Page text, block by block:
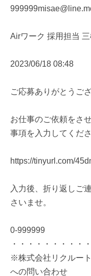
Airワーク 採用担当 三
2023/06/18 08:48
ご応募ありがとうご
お仕事のご依頼をさ
事項を入力してくださ
https://tinyurl.com/
入力後、折り返しご
さいませ。
0-999999
・・・・・・・・・・
※株式会社リクルー
への問い合わせ